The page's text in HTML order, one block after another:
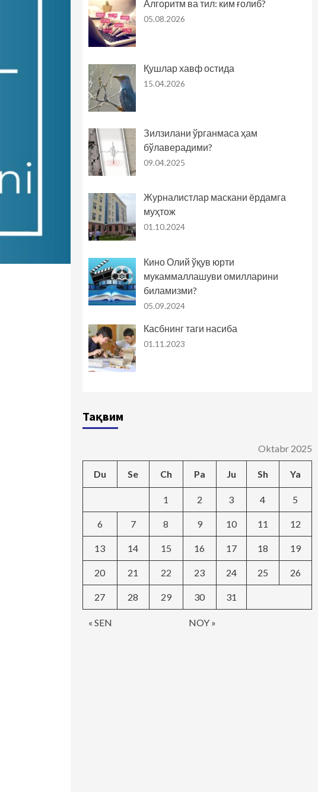
Алгоритм ва тил: ким ғолиб?
05.08.2026
Қушлар хавф остида
15.04.2026
Зилзилани ўрганмаса ҳам
бўлаверадими?
09.04.2025
Журналистлар маскани ёрдамга
муҳтож
01.10.2024
Кино Олий ўқув юрти
мукаммаллашуви омилларини
биламизми?
05.09.2024
Касбнинг таги насиба
01.11.2023
Тақвим
Oktabr 2025
Du Se Ch Pa Ju Sh Ya
« SEN NOY »
1 2 3 4 5
6 7 8 9 10 11 12
13 14 15 16 17 18 19
20 21 22 23 24 25 26
27 28 29 30 31